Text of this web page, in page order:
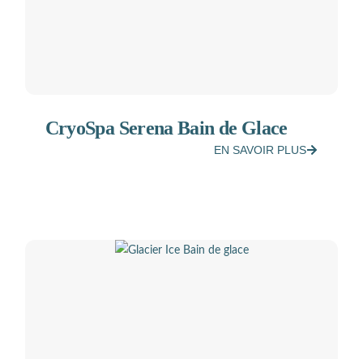
CryoSpa Serena Bain de Glace
EN SAVOIR PLUS